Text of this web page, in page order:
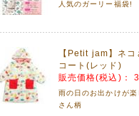
履きやすくて暖かい!この冬のマスト
2017年08月30日
【CHILD CHAMP】ガールズ
激安60%OFF!1,426円(税込)にお値下
2017年08月29日
早くも秋物30%OFF!
人気のガーリー福袋!
【Petit jam】ネコ
コート(レッド)
販売価格(税込)：
雨の日のお出かけが楽
さん柄